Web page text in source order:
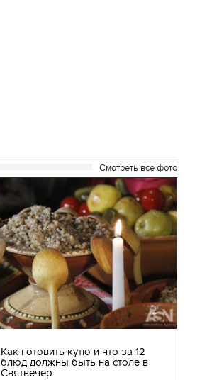
Смотреть все фото
Как готовить кутю и что за 12
блюд должны быть на столе в
Святвечер